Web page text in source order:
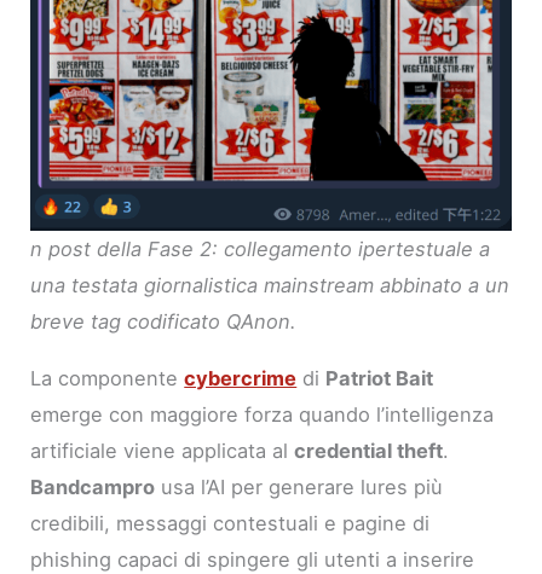
n post della Fase 2: collegamento ipertestuale a
una testata giornalistica mainstream abbinato a un
breve tag codificato QAnon.
La componentecybercrime di Patriot Bait
emerge con maggiore forza quando l’intelligenza
artificiale viene applicata alcredential theft.
Bandcampro usa l’AI per generare lures più
credibili, messaggi contestuali e pagine di
phishing capaci di spingere gli utenti a inserire